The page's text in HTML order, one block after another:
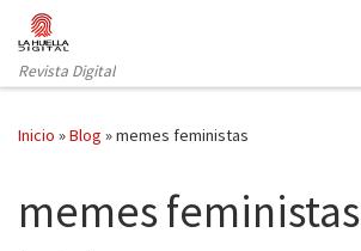
Saltar al contenido
Revista Digital
Inicio »Blog »memes feministas
memes feministas